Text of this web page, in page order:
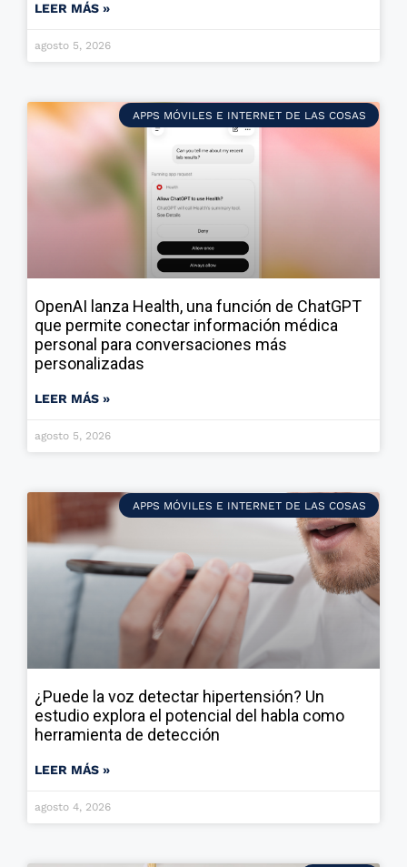
LEER MÁS »
agosto 5, 2026
APPS MÓVILES E INTERNET DE LAS COSAS
OpenAI lanza Health, una función de ChatGPT
que permite conectar información médica
personal para conversaciones más
personalizadas
LEER MÁS »
agosto 5, 2026
APPS MÓVILES E INTERNET DE LAS COSAS
¿Puede la voz detectar hipertensión? Un
estudio explora el potencial del habla como
herramienta de detección
LEER MÁS »
agosto 4, 2026